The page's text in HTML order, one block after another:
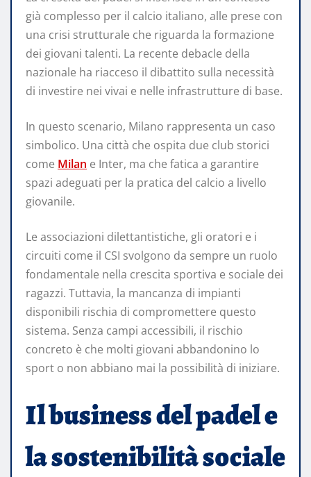
già complesso per il calcio italiano, alle prese con
una crisi strutturale che riguarda la formazione
dei giovani talenti. La recente debacle della
nazionale ha riacceso il dibattito sulla necessità
di investire nei vivai e nelle infrastrutture di base.
In questo scenario, Milano rappresenta un caso
simbolico. Una città che ospita due club storici
come Milan e Inter, ma che fatica a garantire
spazi adeguati per la pratica del calcio a livello
giovanile.
Le associazioni dilettantistiche, gli oratori e i
circuiti come il CSI svolgono da sempre un ruolo
fondamentale nella crescita sportiva e sociale dei
ragazzi. Tuttavia, la mancanza di impianti
disponibili rischia di compromettere questo
sistema. Senza campi accessibili, il rischio
concreto è che molti giovani abbandonino lo
sport o non abbiano mai la possibilità di iniziare.
Il business del padel e
la sostenibilità sociale